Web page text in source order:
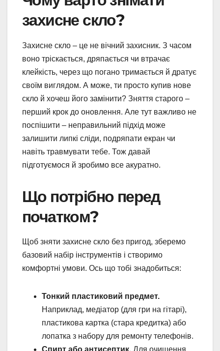
захисне скло?
Захисне скло – це не вічний захисник. З часом
воно тріскається, дряпається чи втрачає
клейкість, через що погано тримається й дратує
своїм виглядом. А може, ти просто купив нове
скло й хочеш його замінити? Зняття старого –
перший крок до оновлення. Але тут важливо не
поспішити – неправильний підхід може
залишити липкі сліди, подряпати екран чи
навіть травмувати тебе. Тож давай
підготуємося й зробимо все акуратно.
Що потрібно перед
початком?
Щоб зняти захисне скло без пригод, зберемо
базовий набір інструментів і створимо
комфортні умови. Ось що тобі знадобиться:
Тонкий пластиковий предмет.
Наприклад, медіатор (для гри на гітарі),
пластикова картка (стара кредитка) або
лопатка з набору для ремонту телефонів.